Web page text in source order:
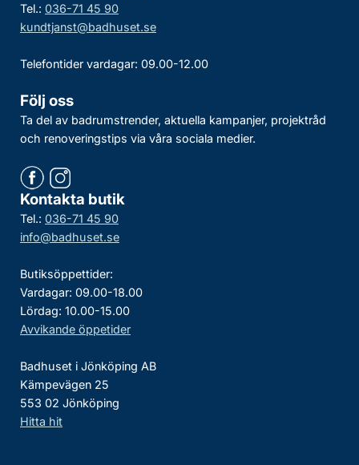
Tel.: 036-71 45 90
kundtjanst@badhuset.se
Telefontider vardagar: 09.00-12.00
Följ oss
Ta del av badrumstrender, aktuella kampanjer, projektråd
och renoveringstips via våra sociala medier.
Kontakta butik
Tel.: 036-71 45 90
info@badhuset.se
Butiksöppettider:
Vardagar: 09.00-18.00
Lördag: 10.00-15.00
Avvikande öppetider
Badhuset i Jönköping AB
Kämpevägen 25
553 02 Jönköping
Hitta hit